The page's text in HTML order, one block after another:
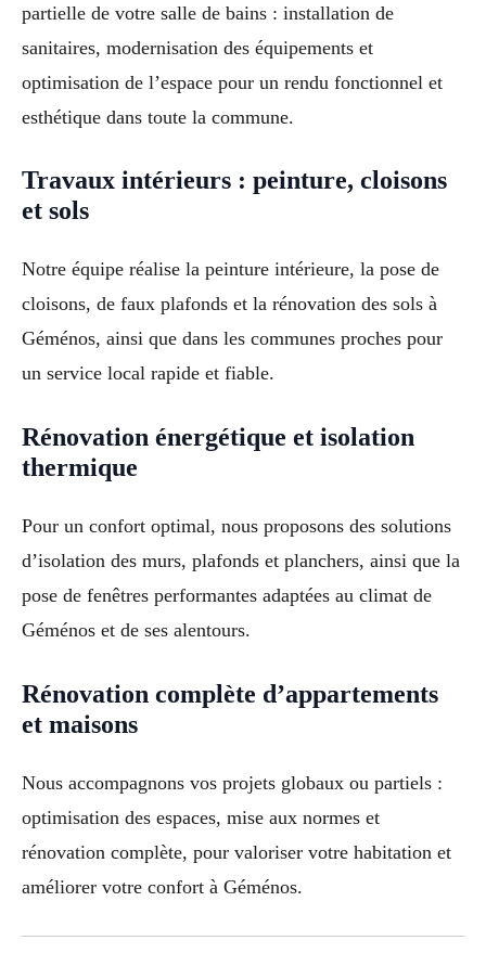
partielle de votre salle de bains : installation de
sanitaires, modernisation des équipements et
optimisation de l’espace pour un rendu fonctionnel et
esthétique dans toute la commune.
Travaux intérieurs : peinture, cloisons
et sols
Notre équipe réalise la peinture intérieure, la pose de
cloisons, de faux plafonds et la rénovation des sols à
Géménos, ainsi que dans les communes proches pour
un service local rapide et fiable.
Rénovation énergétique et isolation
thermique
Pour un confort optimal, nous proposons des solutions
d’isolation des murs, plafonds et planchers, ainsi que la
pose de fenêtres performantes adaptées au climat de
Géménos et de ses alentours.
Rénovation complète d’appartements
et maisons
Nous accompagnons vos projets globaux ou partiels :
optimisation des espaces, mise aux normes et
rénovation complète, pour valoriser votre habitation et
améliorer votre confort à Géménos.